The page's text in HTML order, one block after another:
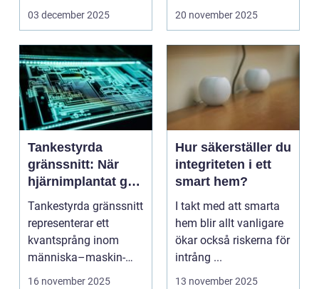
framst&ar...
03 december 2025 20 november 2025
Tankestyrda
gränssnitt: När
hjärnimplantat gör
digital interaktion
sömlös
Tankestyrda gränssnitt
representerar ett
kvantsprång inom
människa–maskin-
inte...
16 november 2025
Hur säkerställer du
integriteten i ett
smart hem?
I takt med att smarta
hem blir allt vanligare
ökar också riskerna för
intrång ...
13 november 2025